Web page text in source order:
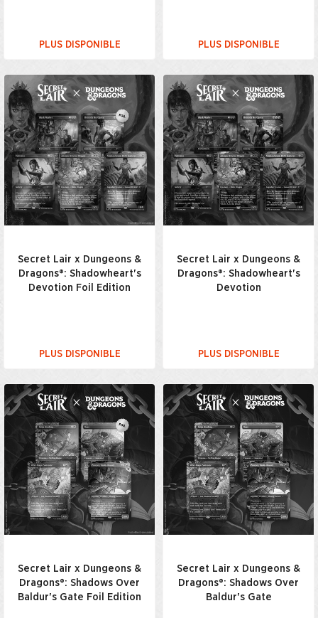
PLUS DISPONIBLE PLUS DISPONIBLE
Secret Lair x Dungeons &
Dragons®: Shadowheart's
Devotion Foil Edition
PLUS DISPONIBLE
Secret Lair x Dungeons &
Dragons®: Shadowheart's
Devotion
PLUS DISPONIBLE
Secret Lair x Dungeons &
Dragons®: Shadows Over
Baldur's Gate Foil Edition
Secret Lair x Dungeons &
Dragons®: Shadows Over
Baldur's Gate